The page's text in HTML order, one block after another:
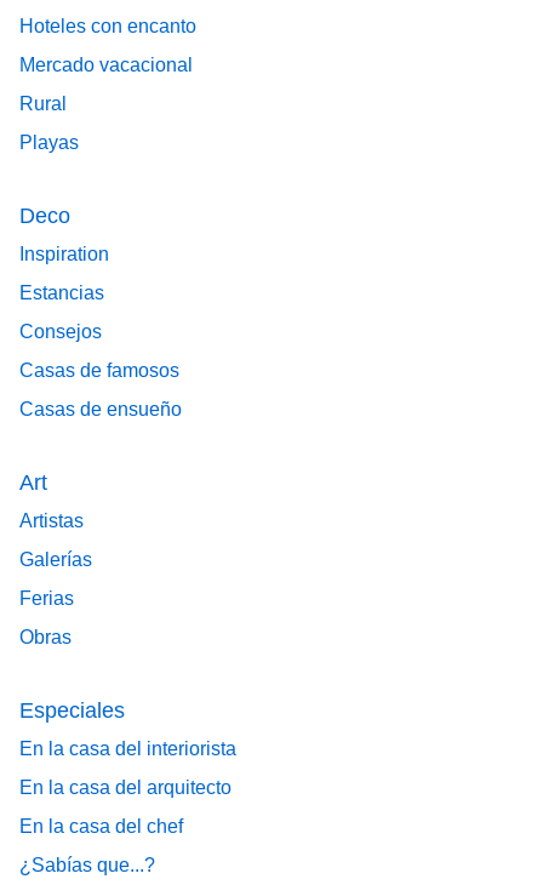
Hoteles con encanto
Mercado vacacional
Rural
Playas
Deco
Inspiration
Estancias
Consejos
Casas de famosos
Casas de ensueño
Art
Artistas
Galerías
Ferias
Obras
Especiales
En la casa del interiorista
En la casa del arquitecto
En la casa del chef
¿Sabías que...?